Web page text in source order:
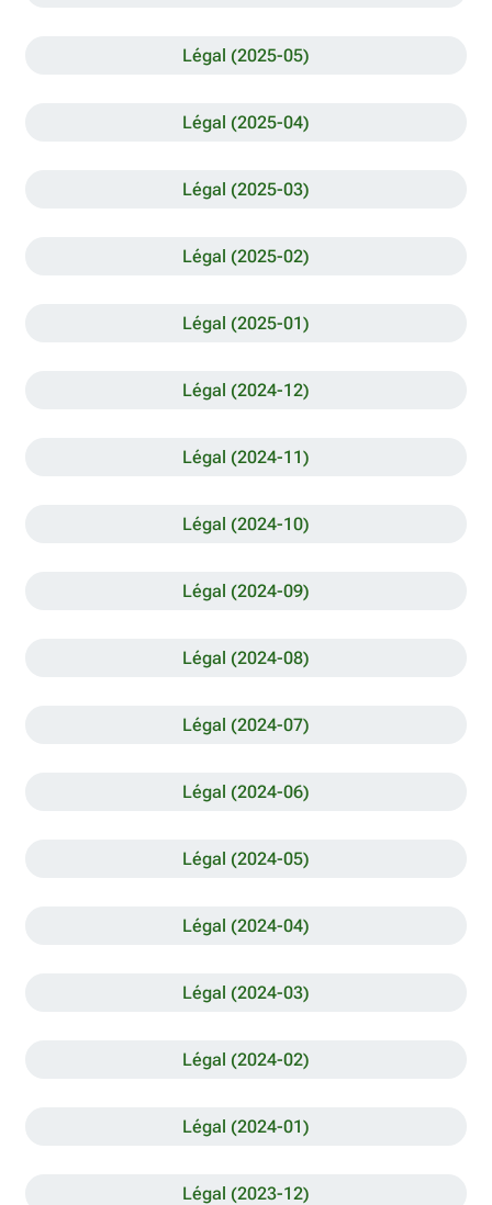
Légal (2025-05)
Légal (2025-04)
Légal (2025-03)
Légal (2025-02)
Légal (2025-01)
Légal (2024-12)
Légal (2024-11)
Légal (2024-10)
Légal (2024-09)
Légal (2024-08)
Légal (2024-07)
Légal (2024-06)
Légal (2024-05)
Légal (2024-04)
Légal (2024-03)
Légal (2024-02)
Légal (2024-01)
Légal (2023-12)